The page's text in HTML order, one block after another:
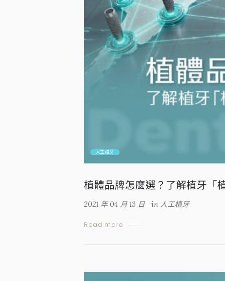
人工植牙
植體品牌怎麼選？了解植牙「
2021 年 04 月 13 日 in 人工植牙
Read more